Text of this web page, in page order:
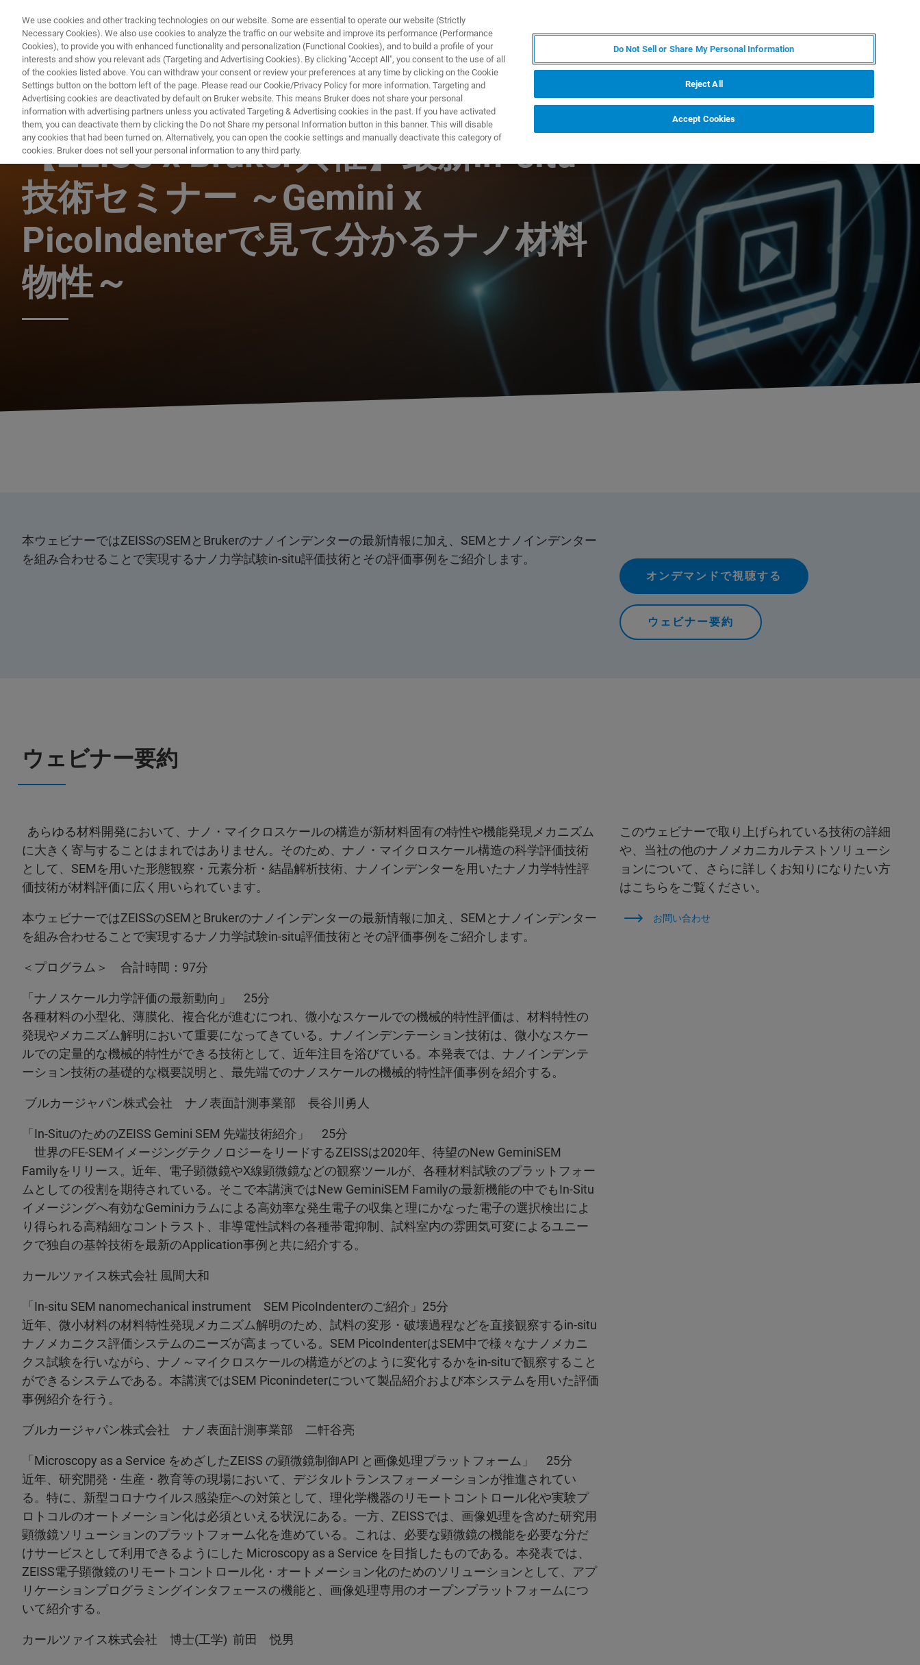
PRODUKTE & LÖSUNGEN ANWENDUNGEN SERVICE
ナノメカニカル試験 ウェビナー
【ZEISS x Bruker共催】最新in-situ
技術セミナー ～Gemini x
PicoIndenterで見て分かるナノ材料
物性～
本ウェビナーではZEISSのSEMとBrukerのナノインデンターの最新情報に加え、SEMとナノインデンター
を組み合わせることで実現するナノ力学試験in-situ評価技術とその評価事例をご紹介します。
オンデマンドで視聴する
ウェビナー要約
ウェビナー要約
あらゆる材料開発において、ナノ・マイクロスケールの構造が新材料固有の特性や機能発現メカニズム
に大きく寄与することはまれではありません。そのため、ナノ・マイクロスケール構造の科学評価技術
として、SEMを用いた形態観察・元素分析・結晶解析技術、ナノインデンターを用いたナノ力学特性評
価技術が材料評価に広く用いられています。
本ウェビナーではZEISSのSEMとBrukerのナノインデンターの最新情報に加え、SEMとナノインデンター
を組み合わせることで実現するナノ力学試験in-situ評価技術とその評価事例をご紹介します。
＜プログラム＞ 合計時間：97分
「ナノスケール力学評価の最新動向」 25分
各種材料の小型化、薄膜化、複合化が進むにつれ、微小なスケールでの機械的特性評価は、材料特性の
発現やメカニズム解明において重要になってきている。ナノインデンテーション技術は、微小なスケー
ルでの定量的な機械的特性ができる技術として、近年注目を浴びている。本発表では、ナノインデンテ
ーション技術の基礎的な概要説明と、最先端でのナノスケールの機械的特性評価事例を紹介する。
ブルカージャパン株式会社 ナノ表面計測事業部 長谷川勇人
「In-SituのためのZEISS Gemini SEM 先端技術紹介」 25分
世界のFE-SEMイメージングテクノロジーをリードするZEISSは2020年、待望のNew GeminiSEM
Familyをリリース。近年、電子顕微鏡やX線顕微鏡などの観察ツールが、各種材料試験のプラットフォー
ムとしての役割を期待されている。そこで本講演ではNew GeminiSEM Familyの最新機能の中でもIn-Situ
イメージングへ有効なGeminiカラムによる高効率な発生電子の収集と理にかなった電子の選択検出によ
り得られる高精細なコントラスト、非導電性試料の各種帯電抑制、試料室内の雰囲気可変によるユニー
クで独自の基幹技術を最新のApplication事例と共に紹介する。
カールツァイス株式会社 風間大和
「In-situ SEM nanomechanical instrument SEM PicoIndenterのご紹介」25分
近年、微小材料の材料特性発現メカニズム解明のため、試料の変形・破壊過程などを直接観察するin-situ
ナノメカニクス評価システムのニーズが高まっている。SEM PicoIndenterはSEM中で様々なナノメカニ
クス試験を行いながら、ナノ～マイクロスケールの構造がどのように変化するかをin-situで観察すること
ができるシステムである。本講演ではSEM Piconindeterについて製品紹介および本システムを用いた評価
事例紹介を行う。
ブルカージャパン株式会社 ナノ表面計測事業部 二軒谷亮
「Microscopy as a Service をめざしたZEISS の顕微鏡制御API と画像処理プラットフォーム」 25分
近年、研究開発・生産・教育等の現場において、デジタルトランスフォーメーションが推進されてい
る。特に、新型コロナウイルス感染症への対策として、理化学機器のリモートコントロール化や実験プ
ロトコルのオートメーション化は必須といえる状況にある。一方、ZEISSでは、画像処理を含めた研究用
顕微鏡ソリューションのプラットフォーム化を進めている。これは、必要な顕微鏡の機能を必要な分だ
けサービスとして利用できるようにした Microscopy as a Service を目指したものである。本発表では、
ZEISS電子顕微鏡のリモートコントロール化・オートメーション化のためのソリューションとして、アプ
リケーションプログラミングインタフェースの機能と、画像処理専用のオープンプラットフォームにつ
いて紹介する。
カールツァイス株式会社 博士(工学) 前田 悦男
このウェビナーで取り上げられている技術の詳細
や、当社の他のナノメカニカルテストソリューシ
ョンについて、さらに詳しくお知りになりたい方
はこちらをご覧ください。
お問い合わせ
We use cookies and other tracking technologies on our website. Some are essential to operate our website (Strictly
Necessary Cookies). We also use cookies to analyze the traffic on our website and improve its performance (Performance
Cookies), to provide you with enhanced functionality and personalization (Functional Cookies), and to build a profile of your
interests and show you relevant ads (Targeting and Advertising Cookies). By clicking "Accept All", you consent to the use of all
of the cookies listed above. You can withdraw your consent or review your preferences at any time by clicking on the Cookie
Settings button on the bottom left of the page. Please read our Cookie/Privacy Policy for more information. Targeting and
Advertising cookies are deactivated by default on Bruker website. This means Bruker does not share your personal
information with advertising partners unless you activated Targeting & Advertising cookies in the past. If you have activated
them, you can deactivate them by clicking the Do not Share my personal Information button in this banner. This will disable
any cookies that had been turned on. Alternatively, you can open the cookie settings and manually deactivate this category of
cookies. Bruker does not sell your personal information to any third party.
Do Not Sell or Share My Personal Information
Reject All
Accept Cookies